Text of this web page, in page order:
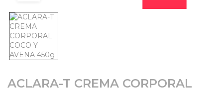
ACLARA-T CREMA CORPORAL